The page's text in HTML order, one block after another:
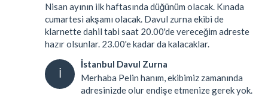
Nisan ayının ilk haftasında düğünüm olacak. Kınada
cumartesi akşamı olacak. Davul zurna ekibi de
klarnette dahil tabi saat 20.00'de vereceğim adreste
hazır olsunlar. 23.00'e kadar da kalacaklar.
İ
İstanbul Davul Zurna
Merhaba Pelin hanım, ekibimiz zamanında
adresinizde olur endişe etmenize gerek yok.